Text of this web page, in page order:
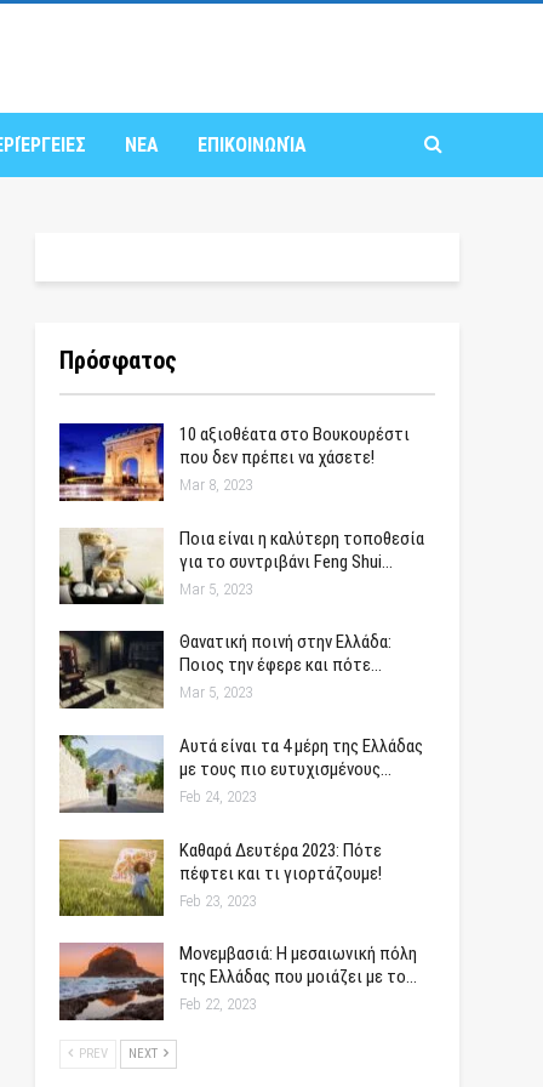
ΝΕΑ ΕΠΙΚΟΙΝΩΝΊΑ
Πρόσφατος
10 αξιοθέατα στο Βουκουρέστι
που δεν πρέπει να χάσετε!
Mar 8, 2023
Ποια είναι η καλύτερη τοποθεσία
για το συντριβάνι Feng Shui…
Mar 5, 2023
Θανατική ποινή στην Ελλάδα:
Ποιος την έφερε και πότε…
Mar 5, 2023
Αυτά είναι τα 4 μέρη της Ελλάδας
με τους πιο ευτυχισμένους…
Feb 24, 2023
Καθαρά Δευτέρα 2023: Πότε
πέφτει και τι γιορτάζουμε!
Feb 23, 2023
Μονεμβασιά: Η μεσαιωνική πόλη
της Ελλάδας που μοιάζει με το…
Feb 22, 2023
PREV NEXT